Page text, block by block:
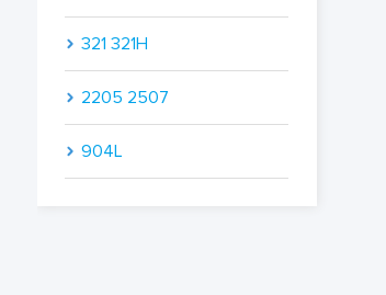
321 321H
2205 2507
904L